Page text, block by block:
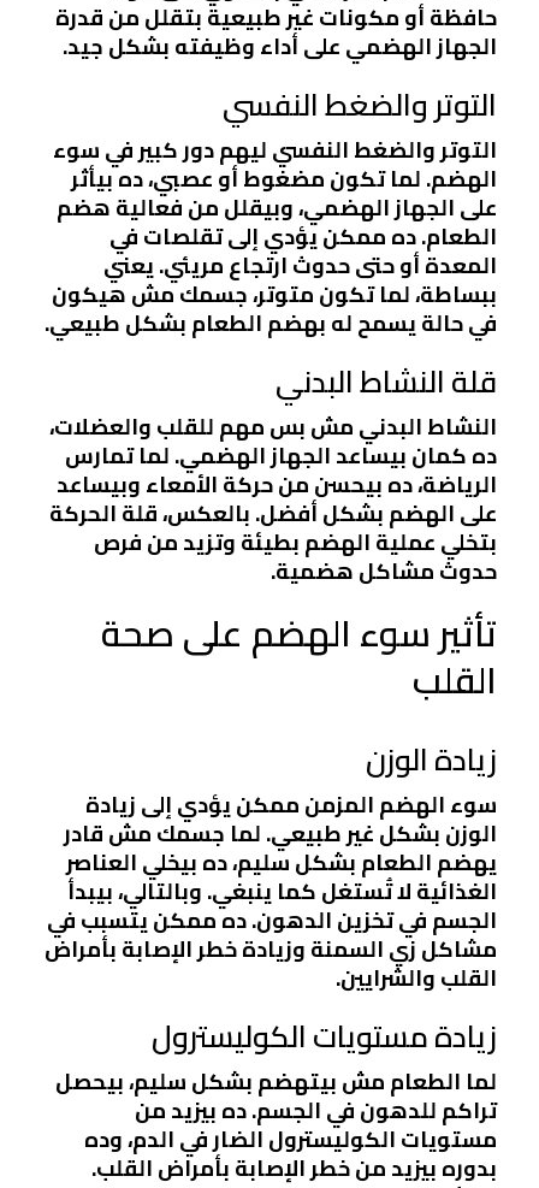
حافظة أو مكونات غير طبيعية بتقلل من قدرة
الجهاز الهضمي على أداء وظيفته بشكل جيد.
التوتر والضغط النفسي
التوتر والضغط النفسي ليهم دور كبير في سوء
الهضم. لما تكون مضغوط أو عصبي، ده بيأثر
على الجهاز الهضمي، وبيقلل من فعالية هضم
الطعام. ده ممكن يؤدي إلى تقلصات في
المعدة أو حتى حدوث ارتجاع مريئي. يعني
ببساطة، لما تكون متوتر، جسمك مش هيكون
في حالة يسمح له بهضم الطعام بشكل طبيعي.
قلة النشاط البدني
النشاط البدني مش بس مهم للقلب والعضلات،
ده كمان بيساعد الجهاز الهضمي. لما تمارس
الرياضة، ده بيحسن من حركة الأمعاء وبيساعد
على الهضم بشكل أفضل. بالعكس، قلة الحركة
بتخلي عملية الهضم بطيئة وتزيد من فرص
حدوث مشاكل هضمية.
تأثير سوء الهضم على صحة
القلب
زيادة الوزن
سوء الهضم المزمن ممكن يؤدي إلى زيادة
الوزن بشكل غير طبيعي. لما جسمك مش قادر
يهضم الطعام بشكل سليم، ده بيخلي العناصر
الغذائية لا تُستغل كما ينبغي. وبالتالي، بيبدأ
الجسم في تخزين الدهون. ده ممكن يتسبب في
مشاكل زي السمنة وزيادة خطر الإصابة بأمراض
القلب والشرايين.
زيادة مستويات الكوليسترول
لما الطعام مش بيتهضم بشكل سليم، بيحصل
تراكم للدهون في الجسم. ده بيزيد من
مستويات الكوليسترول الضار في الدم، وده
بدوره بيزيد من خطر الإصابة بأمراض القلب.